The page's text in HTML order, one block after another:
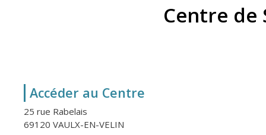
Centre de
Accéder au Centre
25 rue Rabelais
69120 VAULX-EN-VELIN